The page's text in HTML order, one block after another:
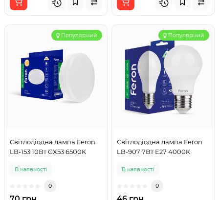
Популярний
Світлодіодна лампа Feron
LB-153 10Вт GX53 6500K
В наявності
0
Популярний
Світлодіодна лампа Feron
LB-907 7Вт E27 4000K
В наявності
0